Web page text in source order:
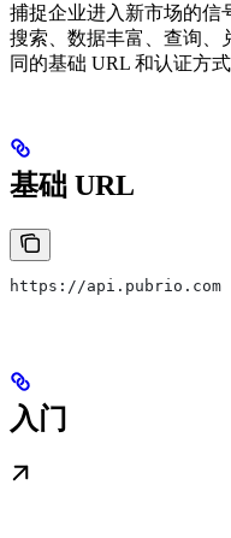
捕捉企业进入新市场的信
搜索、数据丰富、查询、
同的基础 URL 和认证方式
基础 URL
https://api.pubrio.com
入门